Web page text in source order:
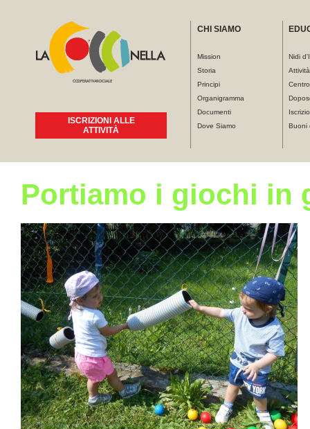
ISCRIZIONI ALLE
ATTIVITÀ
CHI SIAMO
Mission
Storia
Principi
Organigramma
Documenti
Dove Siamo
Nidi
Buoni
Tu sei qui
Portiamo i giochi in